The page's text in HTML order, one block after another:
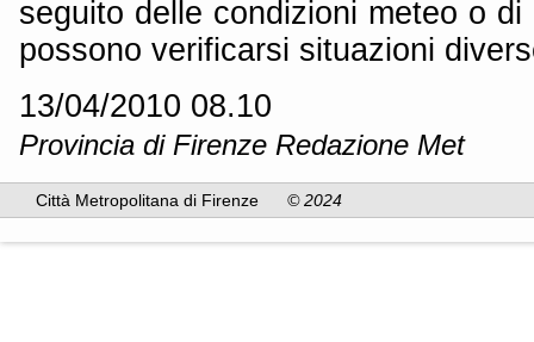
seguito delle condizioni meteo o
possono verificarsi situazioni
13/04/2010 08.10
Provincia di Firenze Redazione Met
Città Metropolitana di Firenze © 2024